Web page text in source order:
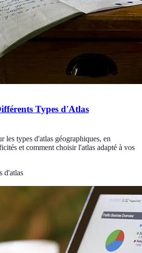
Types d'Atlas
les types d'atlas géographiques, en
et comment choisir l'atlas adapté à vos
d'atlas